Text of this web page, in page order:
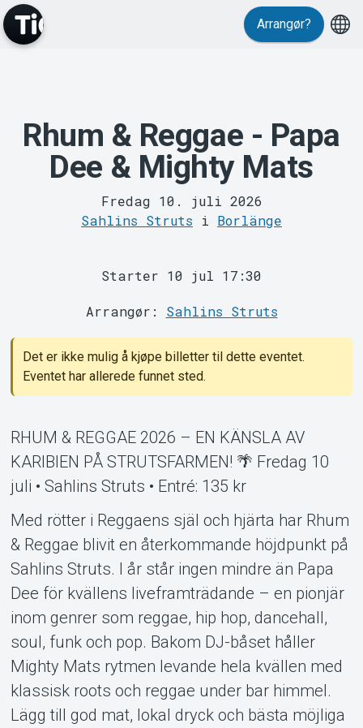
Support
Om Tickster
Arrangør?
Rhum & Reggae - Papa
Dee & Mighty Mats
Fredag 10. juli 2026
Sahlins Struts i Borlänge
Starter 10 jul 17:30
Arrangør: Sahlins Struts
Det er ikke mulig å kjøpe billetter til dette eventet.
Eventet har allerede funnet sted.
RHUM & REGGAE 2026 – EN KÄNSLA AV
KARIBIEN PÅ STRUTSFARMEN! 🌴 Fredag 10
juli • Sahlins Struts • Entré: 135 kr
Med rötter i Reggaens själ och hjärta har Rhum
& Reggae blivit en återkommande höjdpunkt på
Sahlins Struts. I år står ingen mindre än Papa
Dee för kvällens liveframträdande – en pionjär
inom genrer som reggae, hip hop, dancehall,
soul, funk och pop. Bakom DJ-båset håller
Mighty Mats rytmen levande hela kvällen med
klassisk roots och reggae under bar himmel.
Lägg till god mat, lokal dryck och bästa möjliga